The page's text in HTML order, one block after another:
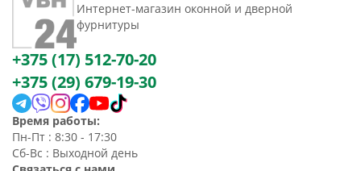
Интернет-магазин оконной и дверной
фурнитуры
+375 (17) 512-70-20
+375 (29) 679-19-30
Время работы:
Пн-Пт : 8:30 - 17:30
Сб-Вс : Выходной день